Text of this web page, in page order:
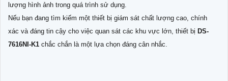
lượng hình ảnh trong quá trình sử dụng.
Nếu bạn đang tìm kiếm một thiết bị giám sát chất lượng cao, chính
xác và đáng tin cậy cho việc quan sát các khu vực lớn, thiết bị DS-
7616NI-K1 chắc chắn là một lựa chọn đáng cân nhắc.